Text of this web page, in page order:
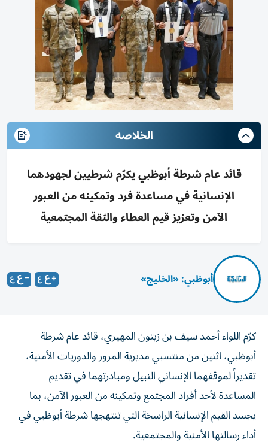
الخلاصه
قائد عام شرطة أبوظبي يكرّم شرطيين لجهودهما
الإنسانية في مساعدة فرد وتمكينه من العبور
الآمن وتعزيز قيم العطاء والثقة المجتمعية
أبوظبي: «الخليج»
كرّم اللواء أحمد سيف بن زيتون المهيري، قائد عام شرطة
أبوظبي، اثنين من منتسبي مديرية المرور والدوريات الأمنية،
تقديراً لموقفهما الإنساني النبيل ومبادرتهما في تقديم
المساعدة لأحد أفراد المجتمع وتمكينه من العبور الآمن، بما
يجسد القيم الإنسانية الراسخة التي تنتهجها شرطة أبوظبي في
أداء رسالتها الأمنية والمجتمعية.